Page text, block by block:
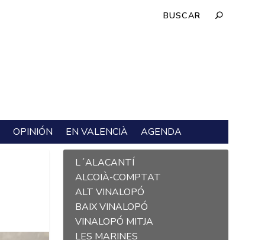
OPINIÓN EN VALENCIÀ AGENDA
L´ALACANTÍ
ALCOIÀ-COMPTAT
ALT VINALOPÓ
BAIX VINALOPÓ
VINALOPÓ MITJA
LES MARINES